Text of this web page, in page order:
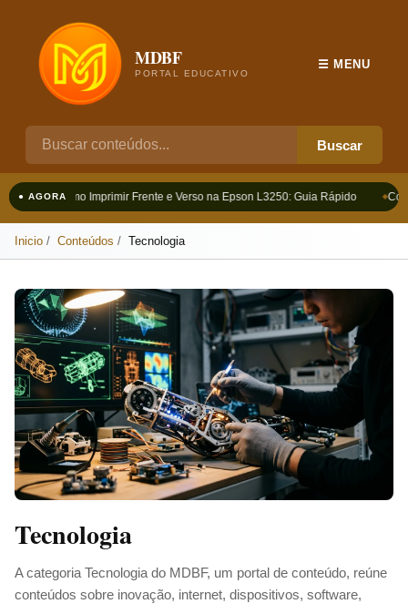
MDBF
PORTAL EDUCATIVO
Buscar
☰ MENU
● AGORAComo Imprimir Frente e Verso na Epson L3250: Guia Rápido
Inicio Conteúdos Tecnologia
Tecnologia
A categoria Tecnologia do MDBF, um portal de conteúdo, reúne
conteúdos sobre inovação, internet, dispositivos, software,